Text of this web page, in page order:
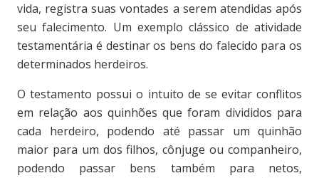
vida, registra suas vontades a serem atendidas após
seu falecimento. Um exemplo clássico de atividade
testamentária é destinar os bens do falecido para os
determinados herdeiros.
O testamento possui o intuito de se evitar conflitos
em relação aos quinhões que foram divididos para
cada herdeiro, podendo até passar um quinhão
maior para um dos filhos, cônjuge ou companheiro,
podendo passar bens também para netos,